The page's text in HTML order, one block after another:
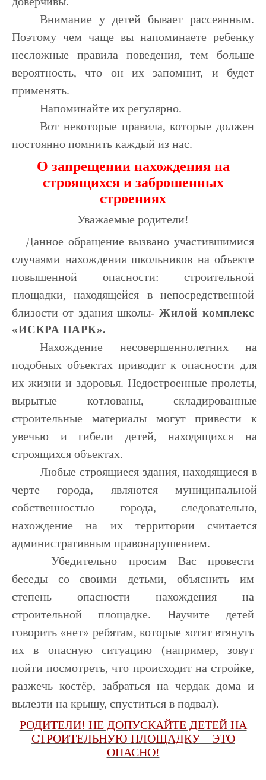
Внимание у детей бывает рассеянным.
Поэтому чем чаще вы напоминаете ребенку
несложные правила поведения, тем больше
вероятность, что он их запомнит, и будет
применять.
Напоминайте их регулярно.
Вот некоторые правила, которые должен
постоянно помнить каждый из нас.
О запрещении нахождения на
строящихся и заброшенных
строениях
Уважаемые родители!
Данное обращение вызвано участившимися
случаями нахождения школьников на объекте
повышенной опасности: строительной
площадки, находящейся в непосредственной
близости от здания школы- Жилой комплекс
«ИСКРА ПАРК».
Нахождение несовершеннолетних на
подобных объектах приводит к опасности для
их жизни и здоровья. Недостроенные пролеты,
вырытые котлованы, складированные
строительные материалы могут привести к
увечью и гибели детей, находящихся на
строящихся объектах.
Любые строящиеся здания, находящиеся в
черте города, являются муниципальной
собственностью города, следовательно,
нахождение на их территории считается
административным правонарушением.
Убедительно просим Вас провести
беседы со своими детьми, объяснить им
степень опасности нахождения на
строительной площадке. Научите детей
говорить «нет» ребятам, которые хотят втянуть
их в опасную ситуацию (например, зовут
пойти посмотреть, что происходит на стройке,
разжечь костёр, забраться на чердак дома и
вылезти на крышу, спуститься в подвал).
РОДИТЕЛИ! НЕ ДОПУСКАЙТЕ ДЕТЕЙ НА
СТРОИТЕЛЬНУЮ ПЛОЩАДКУ – ЭТО
ОПАСНО!